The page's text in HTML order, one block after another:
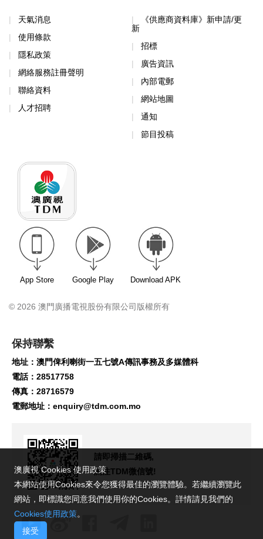
天氣消息
使用條款
隱私政策
網絡服務註冊聲明
聯絡資料
人才招聘
《供應商資料庫》新申請/更
新
招標
廣告資訊
內部電郵
網站地圖
通知
節目投稿
App Store Google Play Download APK
© 2026 澳門廣播電視股份有限公司版權所有
保持聯繫
地址：澳門俾利喇街一五七號A傳訊事務及多媒體科
電話：28517758
傳真：28716579
電郵地址： enquiry@tdm.com.mo
請即掃描二維碼,
關注TDM微信號!
澳廣視 Cookies 使用政策
本網站使用Cookies來令您獲得最佳的瀏覽體驗。若繼續瀏覽此
網站，即標識您同意我們使用你的Cookies。詳情請見我們的
Cookies使用政策。
接受